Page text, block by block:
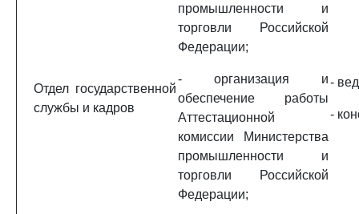
Отдел государственной
службы и кадров
промышленности и
торговли Российской
Федерации;
- организация и
обеспечение работы
Аттестационной
комиссии Министерства
промышленности и
торговли Российской
Федерации;
-
-